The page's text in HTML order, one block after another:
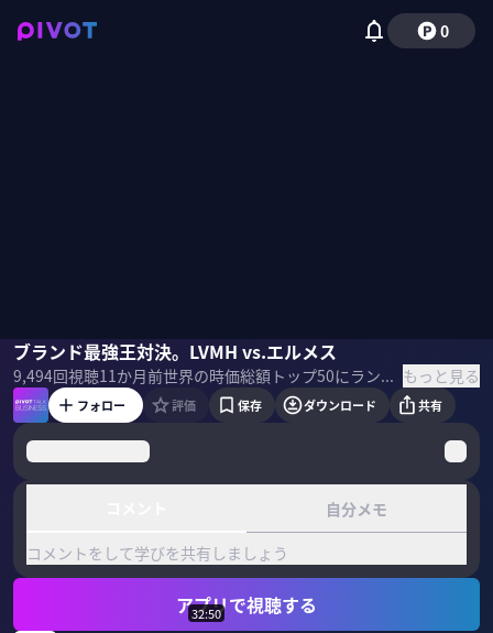
0
ブランド最強王対決。LVMH vs.エルメス
9,494回視聴11か月前 世界の時価総額トップ50にランクインするLVMHとエルメス。コロナを経て、現在、両社の明暗が分かれ始めている。両社の戦略はどう違うのか？財務戦略アドバイザーの田中慎一氏に解説してもらった。 ＜ゲスト＞ 田中慎一｜財務戦略アドバイザー インテグリティ代表 慶応義塾大学経済学部卒業後、監査法人太田昭和センチュリー（現あずさ監査法人）、大和証券SMBC、UBS証券などを経て現職。 ＜目次＞ もっと見る
田中慎一佐々木紀彦
フォロー 評価 保存 ダウンロード 共有
自分メモ
コメントをして学びを共有しましょう
アプリで視聴する
32:50